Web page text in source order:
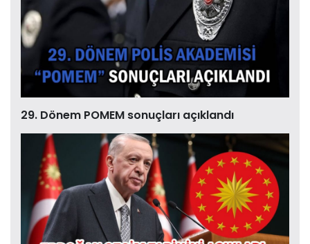
29. Dönem POMEM sonuçları açıklandı